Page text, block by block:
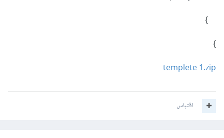
}
}
templete 1.zip
اقتباس